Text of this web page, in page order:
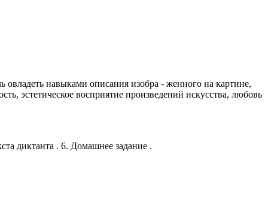
навыками описания изобра - женного на картине,
эстетическое восприятие произведений искусства, любовь
диктанта . 6. Домашнее задание .